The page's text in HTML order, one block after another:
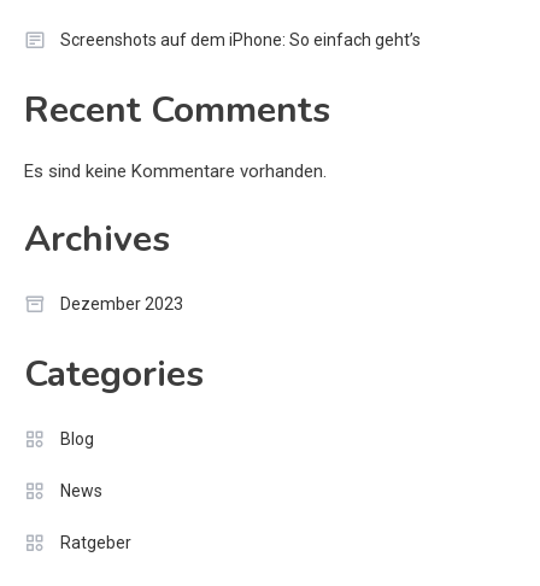
Screenshots auf dem iPhone: So einfach geht’s
Recent Comments
Es sind keine Kommentare vorhanden.
Archives
Dezember 2023
Categories
Blog
News
Ratgeber